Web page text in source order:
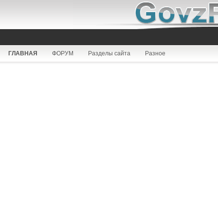
ГЛАВНАЯ ФОРУМ Разделы сайта Разное